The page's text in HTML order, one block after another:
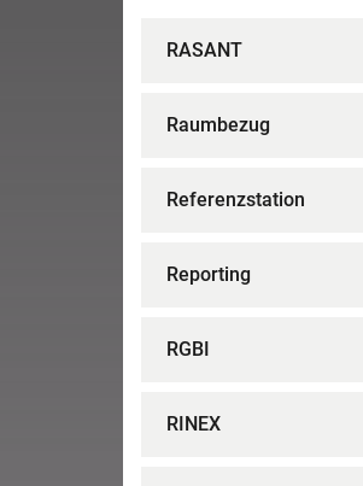
RASANT
Raumbezug
Referenzstation
Reporting
RGBI
RINEX